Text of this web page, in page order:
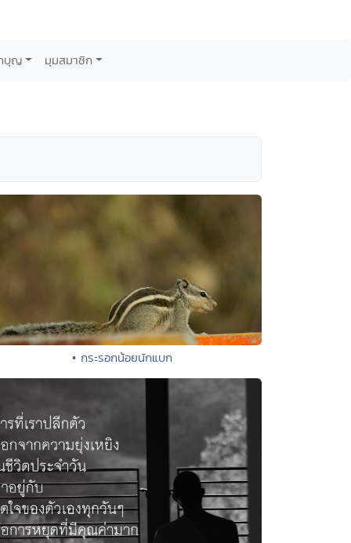
บุญ มุมสมาชิก
• กระรอกน้อยนักแบก